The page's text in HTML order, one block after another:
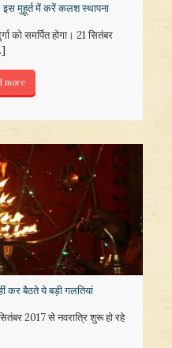
इस मुहूर्त में करें कलश स्थापना
को समर्पित होगा। 21 सितंबर
more
कर बैठते ये बड़ी गलतियां
2017 से नवरात्रि शुरू हो रहे